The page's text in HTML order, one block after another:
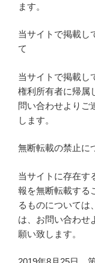
ます。
当サイトで掲載し
て
当サイトで掲載し
権利所有者に帰属
問い合わせよりご
します。
無断転載の禁止に
当サイトに存在す
報を無断転載する
るものについては
は、お問い合わせ
願い致します。